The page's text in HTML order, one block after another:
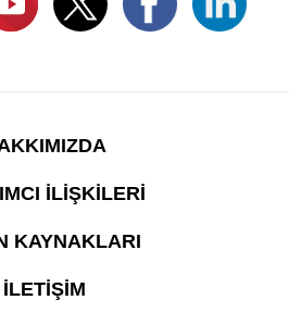
İLİŞKİLERİ
KAYNAKLARI
İLETİŞİM